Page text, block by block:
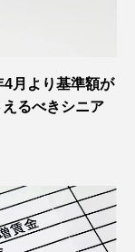
4月より基準額が
るべきシニア